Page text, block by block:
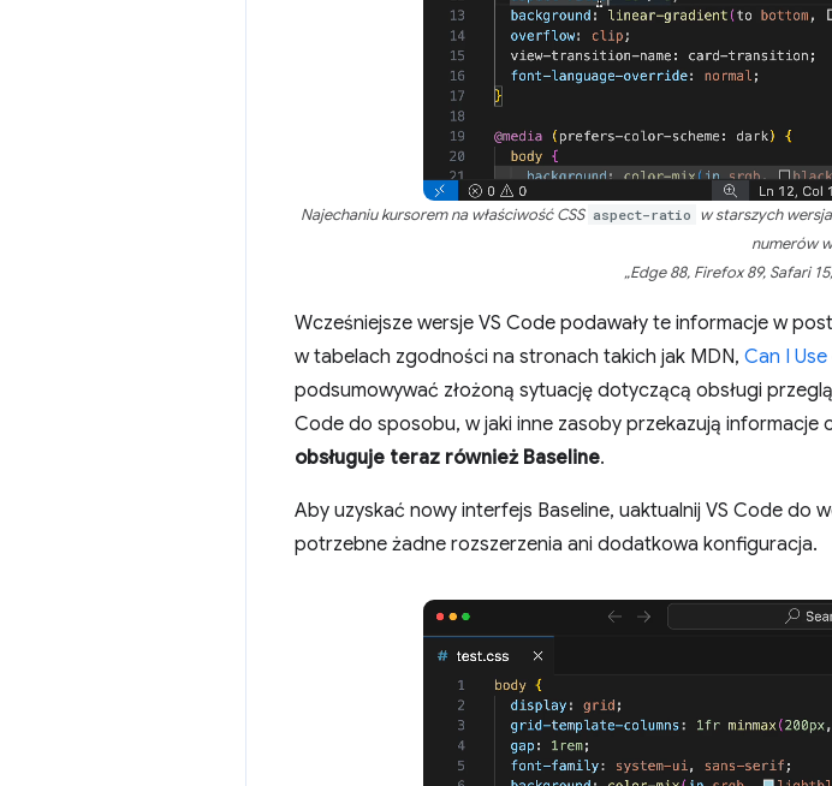
Najechaniu kursorem na właściwość CSS aspect-ratio w starszych
numerów
„Edge 88, Firefox 89, Safari
Wcześniejsze wersje VS Code podawały te informacje w
w tabelach zgodności na stronach takich jak MDN, Can I Use
podsumowywać złożoną sytuację dotyczącą obsługi
Code do sposobu, w jaki inne zasoby przekazują informacje
obsługuje teraz również Baseline.
Aby uzyskać nowy interfejs Baseline, uaktualnij VS Code do
potrzebne żadne rozszerzenia ani dodatkowa konfiguracja.